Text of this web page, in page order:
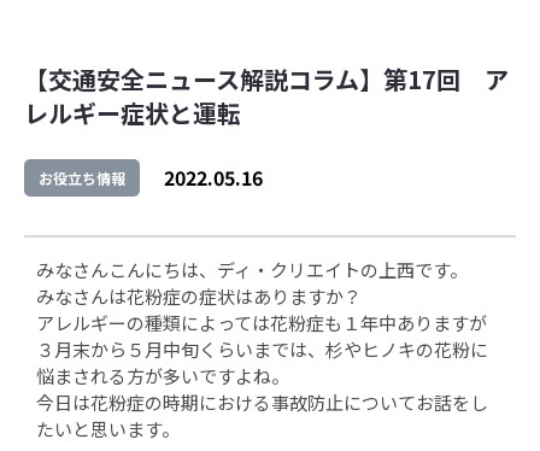
【交通安全ニュース解説コラム】第17回 ア
レルギー症状と運転
お役立ち情報 2022.05.16
みなさんこんにちは、ディ・クリエイトの上西です。
みなさんは花粉症の症状はありますか？
アレルギーの種類によっては花粉症も１年中ありますが
３月末から５月中旬くらいまでは、杉やヒノキの花粉に
悩まされる方が多いですよね。
今日は花粉症の時期における事故防止についてお話をし
たいと思います。